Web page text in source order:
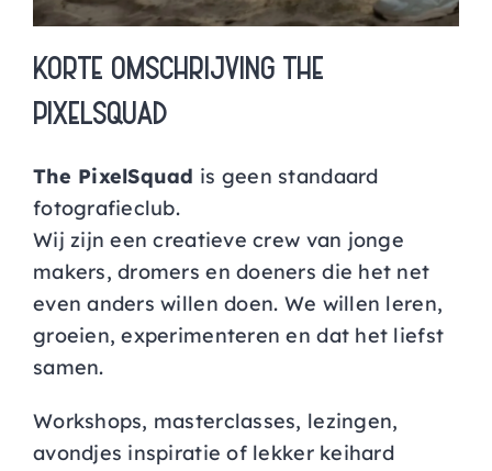
KORTE OMSCHRIJVING THE
PIXELSQUAD
The PixelSquad is geen standaard
fotografieclub.
Wij zijn een creatieve crew van jonge
makers, dromers en doeners die het net
even anders willen doen. We willen leren,
groeien, experimenteren en dat het liefst
samen.
Workshops, masterclasses, lezingen,
avondjes inspiratie of lekker keihard